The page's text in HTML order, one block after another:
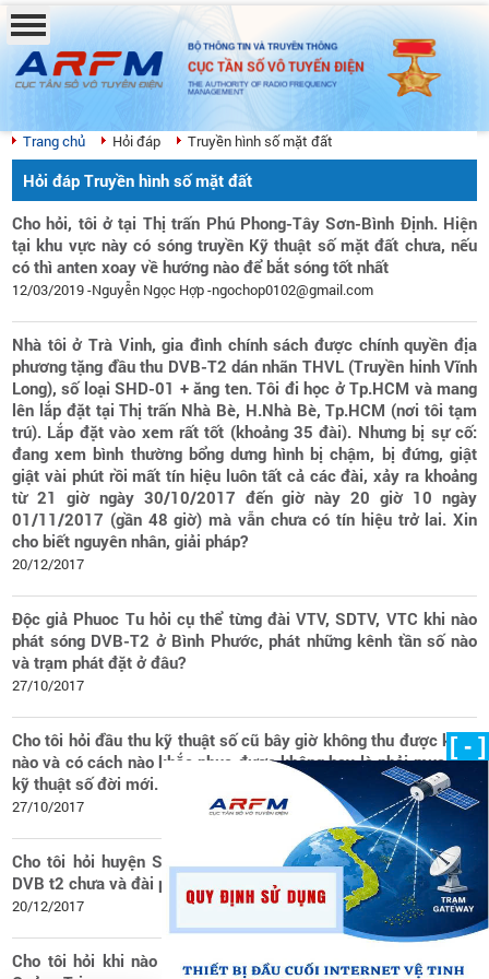
BỘ THÔNG TIN VÀ TRUYỀN THÔNG
CỤC TẦN SỐ VÔ TUYẾN ĐIỆN
THE AUTHORITY OF RADIO FREQUENCY
MANAGEMENT
Trang chủ Hỏi đáp Truyền hình số mặt đất
Hỏi đáp Truyền hình số mặt đất
Cho hỏi, tôi ở tại Thị trấn Phú Phong-Tây Sơn-Bình Định. Hiện
tại khu vực này có sóng truyền Kỹ thuật số mặt đất chưa, nếu
có thì anten xoay về hướng nào để bắt sóng tốt nhất
12/03/2019 -Nguyễn Ngọc Hợp -ngochop0102@gmail.com
Nhà tôi ở Trà Vinh, gia đình chính sách được chính quyền địa
phương tặng đầu thu DVB-T2 dán nhãn THVL (Truyền hinh Vĩnh
Long), số loại SHD-01 + ăng ten. Tôi đi học ở Tp.HCM và mang
lên lắp đặt tại Thị trấn Nhà Bè, H.Nhà Bè, Tp.HCM (nơi tôi tạm
trú). Lắp đặt vào xem rất tốt (khoảng 35 đài). Nhưng bị sự cố:
đang xem bình thường bổng dưng hình bị chậm, bị đứng, giật
giật vài phút rồi mất tín hiệu luôn tất cả các đài, xảy ra khoảng
từ 21 giờ ngày 30/10/2017 đến giờ này 20 giờ 10 ngày
01/11/2017 (gần 48 giờ) mà vẫn chưa có tín hiệu trở lai. Xin
cho biết nguyên nhân, giải pháp?
20/12/2017
Độc giả Phuoc Tu hỏi cụ thể từng đài VTV, SDTV, VTC khi nào
phát sóng DVB-T2 ở Bình Phước, phát những kênh tần số nào
và trạm phát đặt ở đâu?
27/10/2017
Cho tôi hỏi đầu thu kỹ thuật số cũ bây giờ không thu được kênh
nào và có cách nào khắc phục được không hay là phải mua đầu
kỹ thuật số đời mới.
27/10/2017
Cho tôi hỏi huyện Sơn Động của tỉnh Bắc Giang đã phủ sóng
DVB t2 chưa và đài phát sóng được đặt ở đâu ?
20/12/2017
Cho tôi hỏi khi nào VTC và RTB, AVG phát sóng DVB-T2 tại
[ - ]